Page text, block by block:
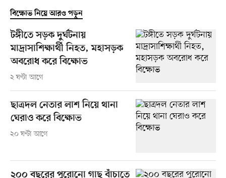
বিক্ষোভ নিয়ে আরও পড়ুন
টঙ্গীতে সড়ক দুর্ঘটনায়
মাদ্রাসাশিক্ষার্থী নিহত, মহাসড়ক
অবরোধ করে বিক্ষোভ
২ ঘণ্টা আগে
ছাত্রদল নেতার লাশ নিয়ে থানা
ঘেরাও করে বিক্ষোভ
২০ ঘণ্টা আগে
২০০ বছরের পুরোনো গাছ বাঁচাতে